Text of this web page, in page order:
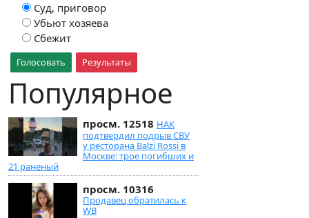
Суд, приговор
Убьют хозяева
Сбежит
Голосовать Результаты
Популярное
просм. 12518 НАК
подтвердил подрыв СВУ
у ресторана Balzi Rossi в
Москве: трое погибших и
21 раненый
просм. 10316
Продавец обратилась к
WB